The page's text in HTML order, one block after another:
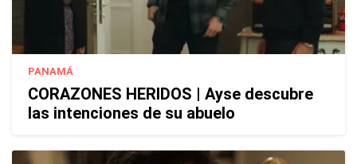
PANAMÁ
CORAZONES HERIDOS | Ayse descubre
las intenciones de su abuelo